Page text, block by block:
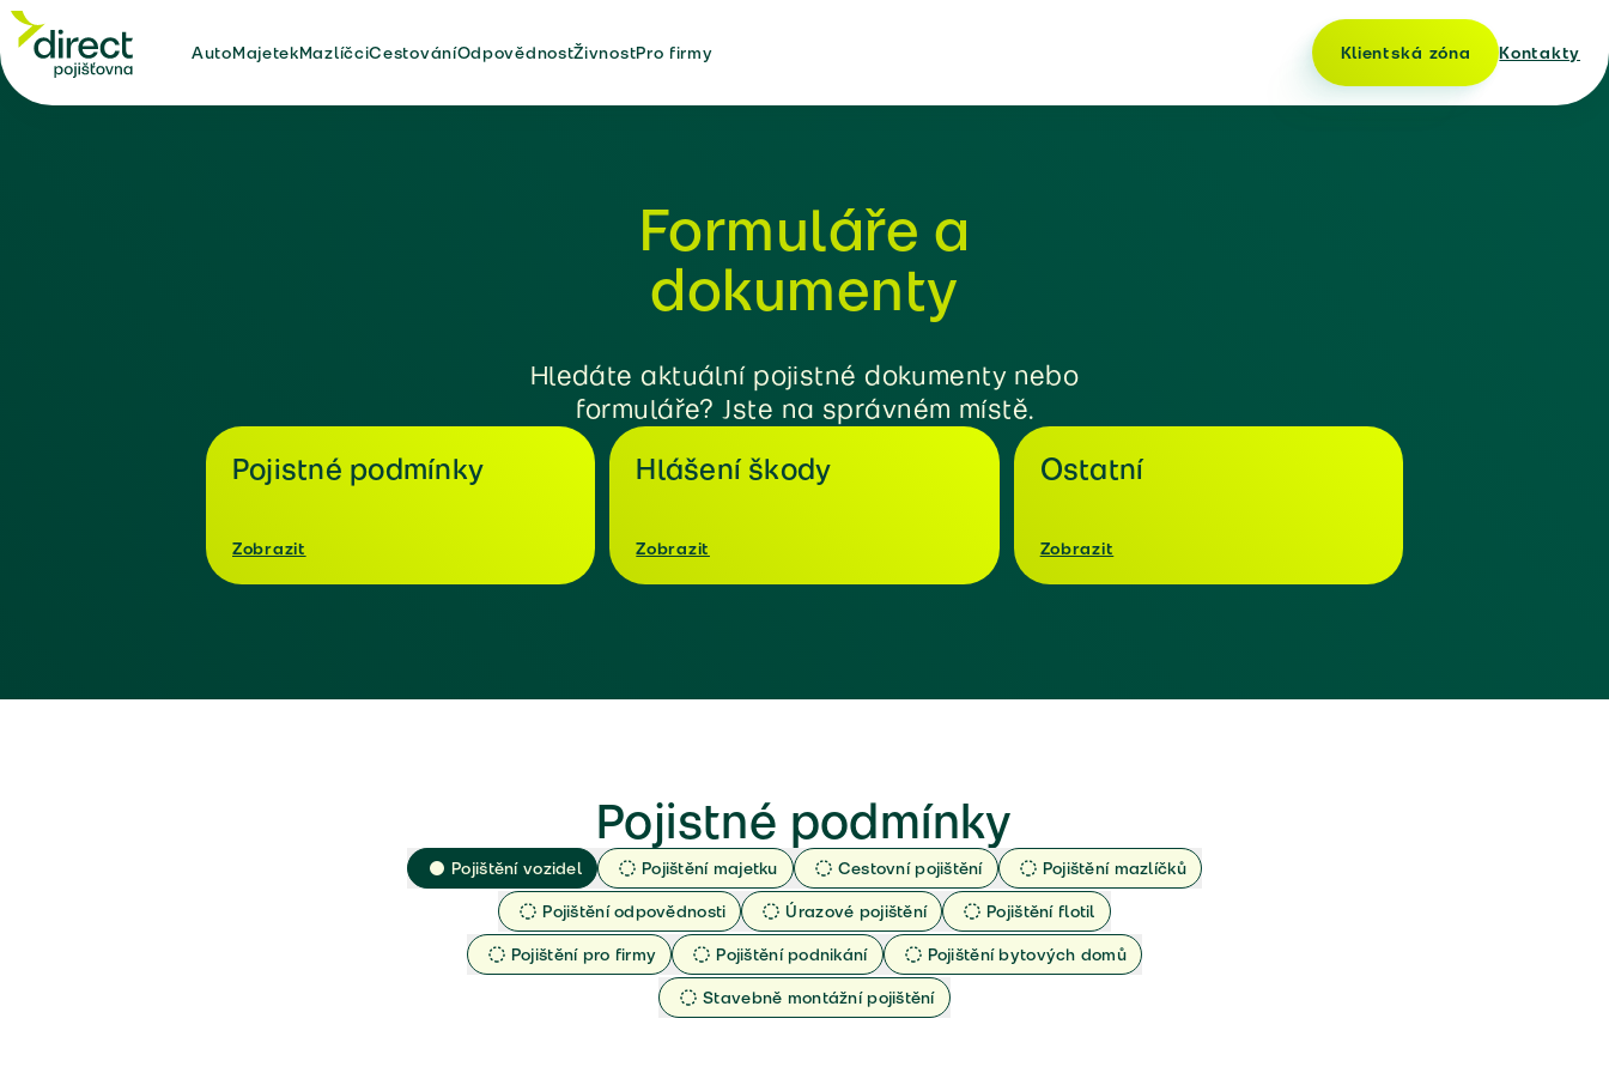
AutoMajetekMazlíčciCestováníOdpovědnostŽivnostPro firmy Klientská zóna Kontakty
Formuláře a
dokumenty
Hledáte aktuální pojistné dokumenty nebo
formuláře? Jste na správném místě.
Pojistné podmínky
Zobrazit
Hlášení škody
Zobrazit
Ostatní
Zobrazit
Pojistné podmínky
Pojištění vozidel Pojištění majetku Cestovní pojištění
Pojištění mazlíčků
Pojištění odpovědnosti
Úrazové pojištění
Pojištění flotil
Pojištění pro firmy
Pojištění podnikání
Pojištění bytových domů
Stavebně montážní pojištění